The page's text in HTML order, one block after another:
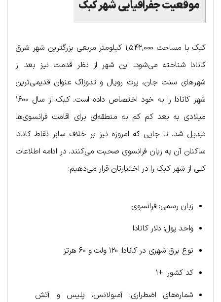
موقعیت جفرافیایی شهر کبک
کبک با مساحت ۱٬۵۴۲٬۰۰۰ کیلومتر مربعی بزرگترین شهر شرق
کانادا شناخته می‌شود. این شهر از نظر قدمت نیز بعد از
شهرهای سنت جان، پرت رویال و تدوزاک عنوان قدیمی‌ترین
شهر کانادا را به خود اختصاص داده است. کبک از سال ۱۶۰۰
میلادی به بعد کم کم به منطقه‌ای برای اقامت فرانسوی‌ها
تبدیل شد. تا جایی که امروزه نیز بر خلاف سایر نقاط کانادا
ساکنان آن به زبان فرانسوی صحبت می‌کنند. در ادامه اطلاعات
کلی از شهر کبک را در اختیارتان قرار می‌دهیم:
زبان رسمی: فرانسوی
واحد پول: دلار کانادا
نوع برق شهری در کانادا: ۱۲۰ ولت و ۶۰ هرتز
کد کشور: +۱
شماره‌های اضطراری: آمبولانس، پلیس و آتش